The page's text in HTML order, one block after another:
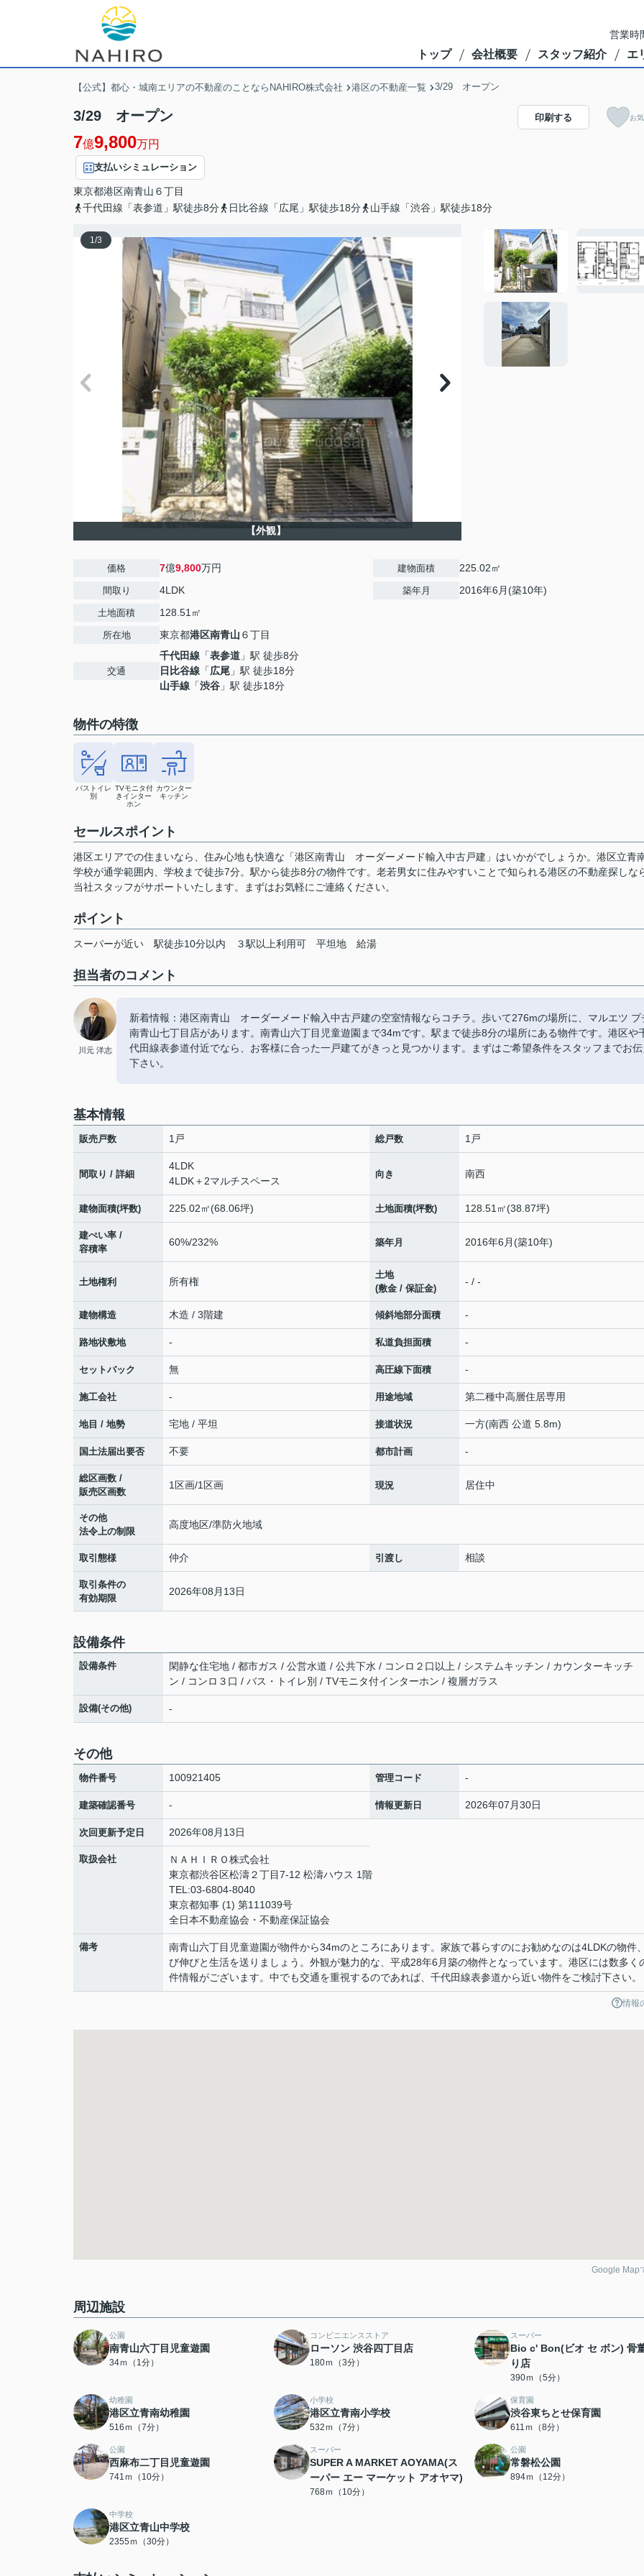
営業時
トップ 会社概要 スタッフ紹介 エ
【公式】都心・城南エリアの不動産のことならNAHIRO株式会社 港区の不動産一覧 3/29 オープン
3/29 オープン
7億9,800万円
支払いシミュレーション
東京都港区南青山 ６丁目
千代田線「表参道」駅徒歩8分
日比谷線「広尾」駅徒歩18分 山手線「渋谷」駅徒歩18分
印刷する お
1/3
【外観】
価格 7億9,800万円
間取り 4LDK
土地面積 128.51㎡
所在地 東京都港区南青山 ６丁目
交通
千代田線 「表参道 」駅 徒歩8分
日比谷線 「広尾 」駅 徒歩18分
山手線 「渋谷 」駅 徒歩18分
建物面積 225.02㎡
築年月 2016年6月(築10年)
物件の特徴
バストイレ
別
TVモニタ付
きインター
ホン
カウンター
キッチン
セールスポイント
港区エリアでの住まいなら、住み心地も快適な「港区南青山 オーダーメード輸入中古戸建」はいかがでしょうか。港区立青
学校が通学範囲内、学校まで徒歩7分。駅から徒歩8分の物件です。老若男女に住みやすいことで知られる港区の不動産探しな
当社スタッフがサポートいたします。まずはお気軽にご連絡ください。
ポイント
スーパーが近い 駅徒歩10分以内 ３駅以上利用可 平坦地 給湯
担当者のコメント
川元 洋志
新着情報：港区南青山 オーダーメード輸入中古戸建の空室情報ならコチラ。歩いて276mの場所に、マルエツ プ
南青山七丁目店があります。南青山六丁目児童遊園まで34mです。駅まで徒歩8分の場所にある物件です。港区や
代田線表参道付近でなら、お客様に合った一戸建てがきっと見つかります。まずはご希望条件をスタッフまでお伝
下さい。
基本情報
販売戸数 1戸 総戸数 1戸
間取り / 詳細
4LDK
4LDK＋2マルチスペース
向き 南西
建物面積(坪数) 225.02㎡(68.06坪) 土地面積(坪数) 128.51㎡(38.87坪)
建ぺい率 /
容積率
60%/232% 築年月 2016年6月(築10年)
土地権利 所有権
土地
(敷金 / 保証金)
- / -
建物構造 木造 / 3階建 傾斜地部分面積 -
路地状敷地 - 私道負担面積 -
セットバック 無 高圧線下面積 -
施工会社 - 用途地域 第二種中高層住居専用
地目 / 地勢 宅地 / 平坦 接道状況 一方(南西 公道 5.8m)
国土法届出要否 不要 都市計画 -
総区画数 /
販売区画数
1区画/1区画 現況 居住中
その他
法令上の制限
高度地区/準防火地域
取引態様 仲介 引渡し 相談
取引条件の
有効期限
2026年08月13日
設備条件
設備条件
閑静な住宅地 / 都市ガス / 公営水道 / 公共下水 / コンロ２口以上 / システムキッチン / カウンターキッチ
ン / コンロ３口 / バス・トイレ別 / TVモニタ付インターホン / 複層ガラス
設備(その他) -
その他
物件番号 100921405 管理コード -
建築確認番号 - 情報更新日 2026年07月30日
次回更新予定日 2026年08月13日
取扱会社
ＮＡＨＩＲＯ株式会社
東京都渋谷区松濤２丁目7-12 松濤ハウス 1階
TEL:03-6804-8040
東京都知事 (1) 第111039号
全日本不動産協会・不動産保証協会
備考
南青山六丁目児童遊園が物件から34mのところにあります。家族で暮らすのにお勧めなのは4LDKの物件
び伸びと生活を送りましょう。外観が魅力的な、平成28年6月築の物件となっています。港区には数多く
件情報がございます。中でも交通を重視するのであれば、千代田線表参道から近い物件をご検討下さい。
情報
Google Map
周辺施設
公園
南青山六丁目児童遊園
34ｍ（1分）
コンビニエンスストア
ローソン 渋谷四丁目店
180ｍ（3分）
スーパー
Bio c' Bon(ビオ セ ボン) 骨
り店
390ｍ（5分）
幼稚園
港区立青南幼稚園
516ｍ（7分）
小学校
港区立青南小学校
532ｍ（7分）
保育園
渋谷東ちとせ保育園
611ｍ（8分）
公園
西麻布二丁目児童遊園
741ｍ（10分）
スーパー
SUPER A MARKET AOYAMA(ス
ーパー エー マーケット アオヤマ)
768ｍ（10分）
公園
常磐松公園
894ｍ（12分）
中学校
港区立青山中学校
2355ｍ（30分）